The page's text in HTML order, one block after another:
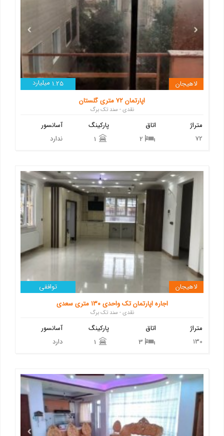
1.25 میلیارد
لاهیجان
اپارتمان ۷۲ متری گلستان
نقدی - سند تک برگ
آسانسور
ندارد
پارکینگ
اتاق
متراژ
72
توافقی
لاهیجان
اجاره اپارتمان تک واحدی ۱۳۰ متری سعدی
نقدی - سند تک برگ
آسانسور
دارد
پارکینگ
اتاق
متراژ
130